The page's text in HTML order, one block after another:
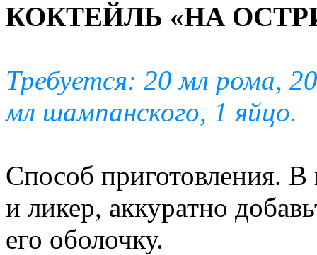
КОКТЕЙЛЬ «НА
Требуется: 20 мл рома,
мл шампанского, 1 яйцо.
Способ приготовления.
и ликер, аккуратно
его оболочку.